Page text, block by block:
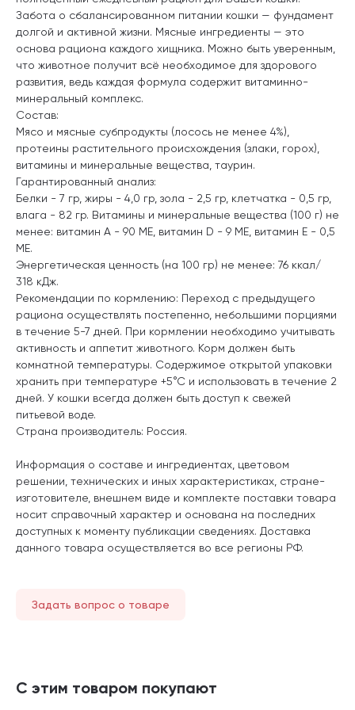
Забота о сбалансированном питании кошки — фундамент
долгой и активной жизни. Мясные ингредиенты — это
основа рациона каждого хищника. Можно быть уверенным,
что животное получит всё необходимое для здорового
развития, ведь каждая формула содержит витаминно-
минеральный комплекс.
Состав:
Мясо и мясные субпродукты (лосось не менее 4%),
протеины растительного происхождения (злаки, горох),
витамины и минеральные вещества, таурин.
Гарантированный анализ:
Белки - 7 гр, жиры - 4,0 гр, зола - 2,5 гр, клетчатка - 0,5 гр,
влага - 82 гр. Витамины и минеральные вещества (100 г) не
менее: витамин А - 90 МЕ, витамин D - 9 МЕ, витамин E - 0,5
МЕ.
Энергетическая ценность (на 100 гр) не менее: 76 ккал/
318 кДж.
Рекомендации по кормлению: Переход с предыдущего
рациона осуществлять постепенно, небольшими порциями
в течение 5-7 дней. При кормлении необходимо учитывать
активность и аппетит животного. Корм должен быть
комнатной температуры. Содержимое открытой упаковки
хранить при температуре +5°С и использовать в течение 2
дней. У кошки всегда должен быть доступ к свежей
питьевой воде.
Страна производитель: Россия.
Информация о составе и ингредиентах, цветовом
решении, технических и иных характеристиках, стране-
изготовителе, внешнем виде и комплекте поставки товара
носит справочный характер и основана на последних
доступных к моменту публикации сведениях. Доставка
данного товара осуществляется во все регионы РФ.
Задать вопрос о товаре
С этим товаром покупают